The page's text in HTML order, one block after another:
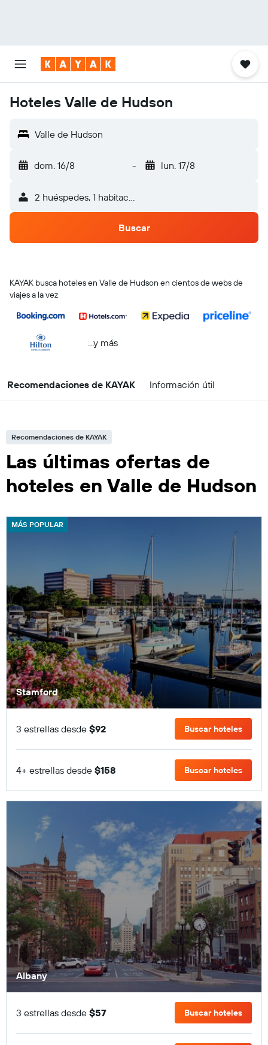
Hoteles Valle de Hudson
Valle de Hudson
dom. 16/8 - lun. 17/8
2 huéspedes, 1 habitación
Buscar
KAYAK busca hoteles en Valle de Hudson en cientos de webs de
viajes a la vez
...y más
Recomendaciones de KAYAK Información útil
Recomendaciones de KAYAK
Las últimas ofertas de
hoteles en Valle de Hudson
MÁS POPULAR
Stamford
3 estrellas desde $92 Buscar hoteles
4+ estrellas desde $158 Buscar hoteles
Albany
3 estrellas desde $57 Buscar hoteles